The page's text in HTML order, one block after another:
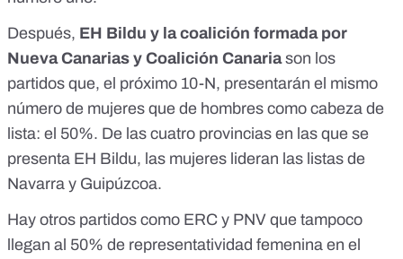
Después, EH Bildu y la coalición formada por
Nueva Canarias y Coalición Canariason los
partidos que, el próximo 10-N, presentarán el mismo
número de mujeres que de hombres como cabeza de
lista: el 50%. De las cuatro provincias en las que se
presenta EH Bildu, las mujeres lideran las listas de
Navarra y Guipúzcoa.
Hay otros partidos como ERC y PNV que tampoco
llegan al 50% de representatividad femenina en el